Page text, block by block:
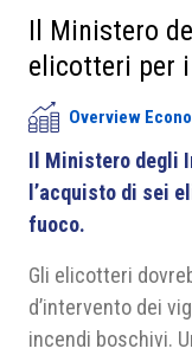
Soci
Partner
Progetti
Area
Il Ministero
elicotteri per
Overview
Il Ministero degli
l’acquisto di sei
fuoco.
Gli elicotteri
d’intervento dei
incendi boschivi.